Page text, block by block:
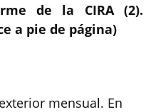
de la CIRA (2).
a pie de página)
mensual. En